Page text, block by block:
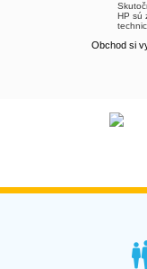
HP sú
Obchod si